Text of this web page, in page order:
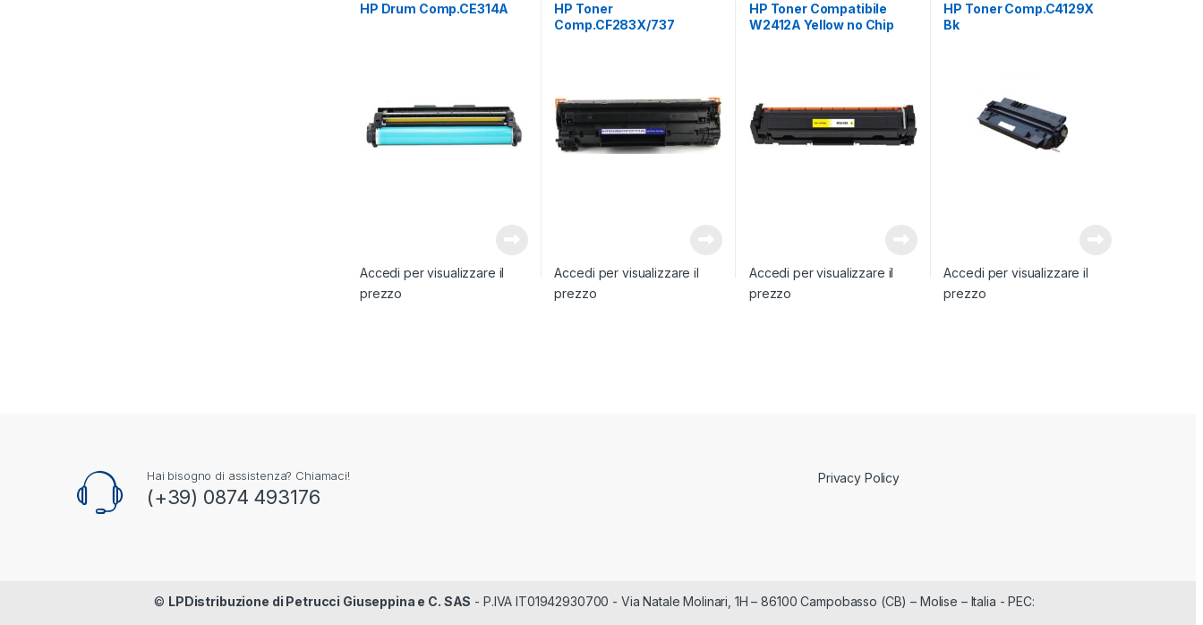
HP Drum Comp.CE314A
Accedi per visualizzare il
prezzo
HP Toner
Comp.CF283X/737
Accedi per visualizzare il
prezzo
HP Toner Compatibile
W2412A Yellow no Chip
Accedi per visualizzare il
prezzo
HP Toner Comp.C4129X
Bk
Accedi per visualizzare il
prezzo
Hai bisogno di assistenza? Chiamaci!
(+39) 0874 493176
Privacy Policy
© LPDistribuzione di Petrucci Giuseppina e C. SAS - P.IVA IT01942930700 - Via Natale Molinari, 1H – 86100 Campobasso (CB) – Molise – Italia - PEC: